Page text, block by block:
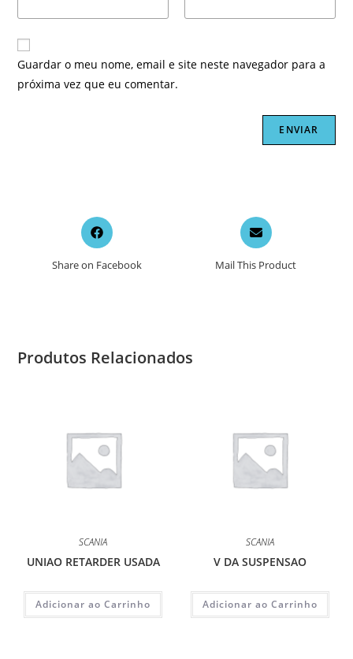
Guardar o meu nome, email e site neste navegador para a
próxima vez que eu comentar.
Opens
in
new
Share on Facebook
Opens
in
a
new
Mail This Product
Produtos Relacionados
SCANIA
UNIAO RETARDER USADA
Adicionar ao Carrinho
SCANIA
V DA SUSPENSAO
Adicionar ao Carrinho